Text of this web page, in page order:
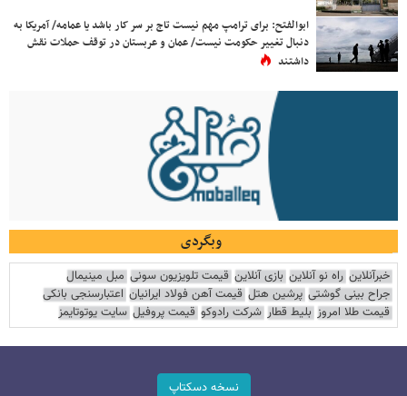
ابوالفتح: برای ترامپ مهم نیست تاج بر سر کار باشد یا عمامه/ آمریکا به
دنبال تغییر حکومت نیست/ عمان و عربستان در توقف حملات نقش
داشتند
وبگردی
خبرآنلاین راه نو آنلاین بازی آنلاین قیمت تلویزیون سونی مبل مینیمال
جراح بینی گوشتی پرشین هتل قیمت آهن فولاد ایرانیان اعتبارسنجی بانکی
قیمت طلا امروز بلیط قطار شرکت رادوکو قیمت پروفیل سایت یوتوتایمز
نسخه دسکتاپ